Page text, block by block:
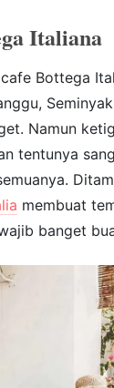
Italiana
Bottega
Namun
tentunya
membuat
banget